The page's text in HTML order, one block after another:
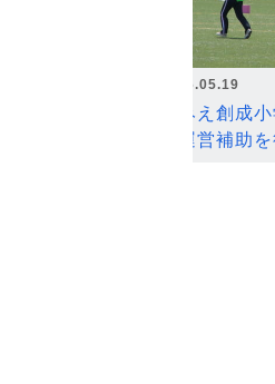
2026.05.19
なみえ創成
の運営補助